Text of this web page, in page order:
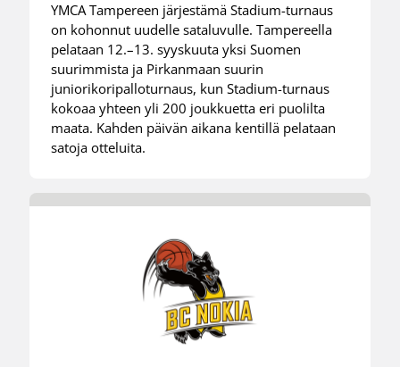
YMCA Tampereen järjestämä Stadium-turnaus
on kohonnut uudelle sataluvulle. Tampereella
pelataan 12.–13. syyskuuta yksi Suomen
suurimmista ja Pirkanmaan suurin
juniorikoripalloturnaus, kun Stadium-turnaus
kokoaa yhteen yli 200 joukkuetta eri puolilta
maata. Kahden päivän aikana kentillä pelataan
satoja otteluita.